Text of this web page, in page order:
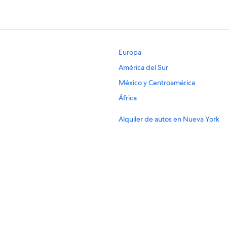
Europa
América del Sur
México y Centroamérica
África
Alquiler de autos en Nueva York